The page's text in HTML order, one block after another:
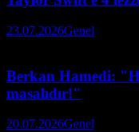
23.07.2026Genel
Berkan Hamedi:
masalıdır!"
20.07.2026Genel